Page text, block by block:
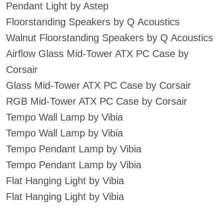
Pendant Light by Astep
Floorstanding Speakers by Q Acoustics
Walnut Floorstanding Speakers by Q Acoustics
Airflow Glass Mid-Tower ATX PC Case by
Corsair
Glass Mid-Tower ATX PC Case by Corsair
RGB Mid-Tower ATX PC Case by Corsair
Tempo Wall Lamp by Vibia
Tempo Wall Lamp by Vibia
Tempo Pendant Lamp by Vibia
Tempo Pendant Lamp by Vibia
Flat Hanging Light by Vibia
Flat Hanging Light by Vibia